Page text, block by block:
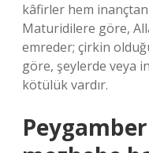
kâfirler hem
Maturidilere göre,
emreder; çirkin
göre, şeylerde veya
kötülük vardır.